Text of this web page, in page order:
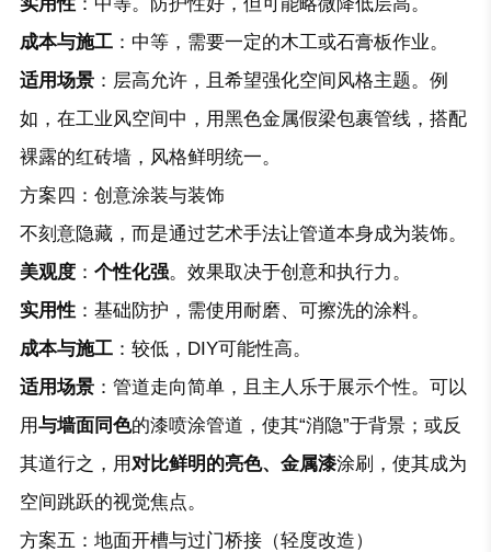
成本与施工：中等，需要一定的木工或石膏板作业。
适用场景：层高允许，且希望强化空间风格主题。例
如，在工业风空间中，用黑色金属假梁包裹管线，搭配
裸露的红砖墙，风格鲜明统一。
方案四：创意涂装与装饰
不刻意隐藏，而是通过艺术手法让管道本身成为装饰。
美观度： 个性化强。效果取决于创意和执行力。
实用性：基础防护，需使用耐磨、可擦洗的涂料。
成本与施工：较低，DIY可能性高。
适用场景：管道走向简单，且主人乐于展示个性。可以
用与墙面同色的漆喷涂管道，使其“消隐”于背景；或反
其道行之，用 对比鲜明的亮色、金属漆涂刷，使其成为
空间跳跃的视觉焦点。
方案五：地面开槽与过门桥接（轻度改造）